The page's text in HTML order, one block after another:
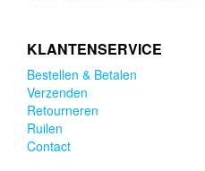
KLANTENSERVICE
Bestellen & Betalen
Verzenden
Retourneren
Ruilen
Contact